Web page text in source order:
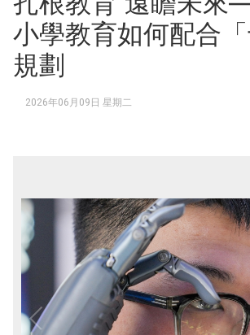
小學教育如何配合「
規劃
2026年06月09日 星期二